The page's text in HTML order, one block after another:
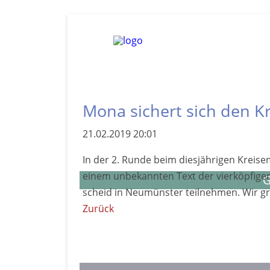
Mona sichert sich den
21.02.2019 20:01
In der 2. Runde beim dies­jährigen
einem un­bekannten Text der
scheid in Neu­münster teil­nehmen. Wir
Zurück